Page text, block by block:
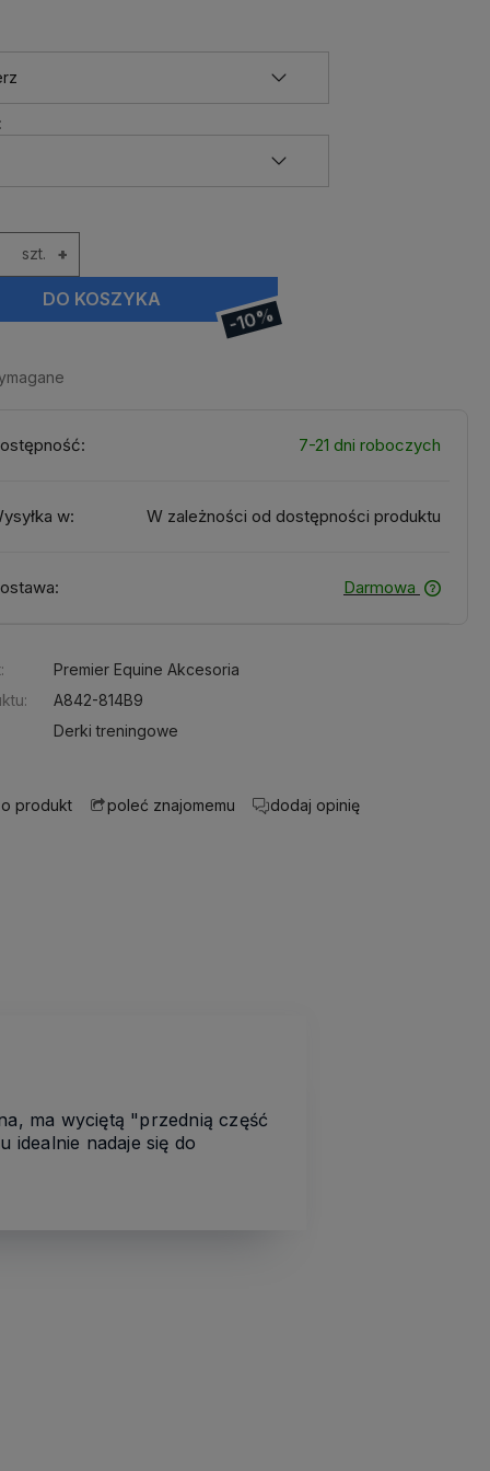
szt. +
DO KOSZYKA
-10%
7-21 dni roboczych
w: W zależności od dostępności produktu
Darmowa
Premier Equine Akcesoria
A842-814B9
Derki treningowe
produkt poleć znajomemu dodaj opinię
ma wyciętą "przednią część
idealnie nadaje się do